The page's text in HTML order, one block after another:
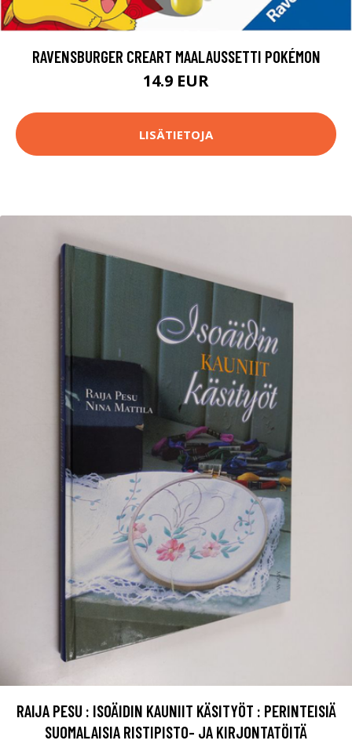
RAVENSBURGER CREART MAALAUSSETTI POKÉMON
14.9 EUR
LISÄTIETOJA
RAIJA PESU : ISOÄIDIN KAUNIIT KÄSITYÖT : PERINTEISIÄ
SUOMALAISIA RISTIPISTO- JA KIRJONTATÖITÄ